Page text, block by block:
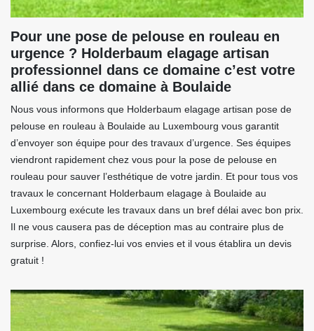
Pour une pose de pelouse en rouleau en
urgence ? Holderbaum elagage artisan
professionnel dans ce domaine c’est votre
allié dans ce domaine à Boulaide
Nous vous informons que Holderbaum elagage artisan pose de
pelouse en rouleau à Boulaide au Luxembourg vous garantit
d’envoyer son équipe pour des travaux d’urgence. Ses équipes
viendront rapidement chez vous pour la pose de pelouse en
rouleau pour sauver l’esthétique de votre jardin. Et pour tous vos
travaux le concernant Holderbaum elagage à Boulaide au
Luxembourg exécute les travaux dans un bref délai avec bon prix.
Il ne vous causera pas de déception mas au contraire plus de
surprise. Alors, confiez-lui vos envies et il vous établira un devis
gratuit !